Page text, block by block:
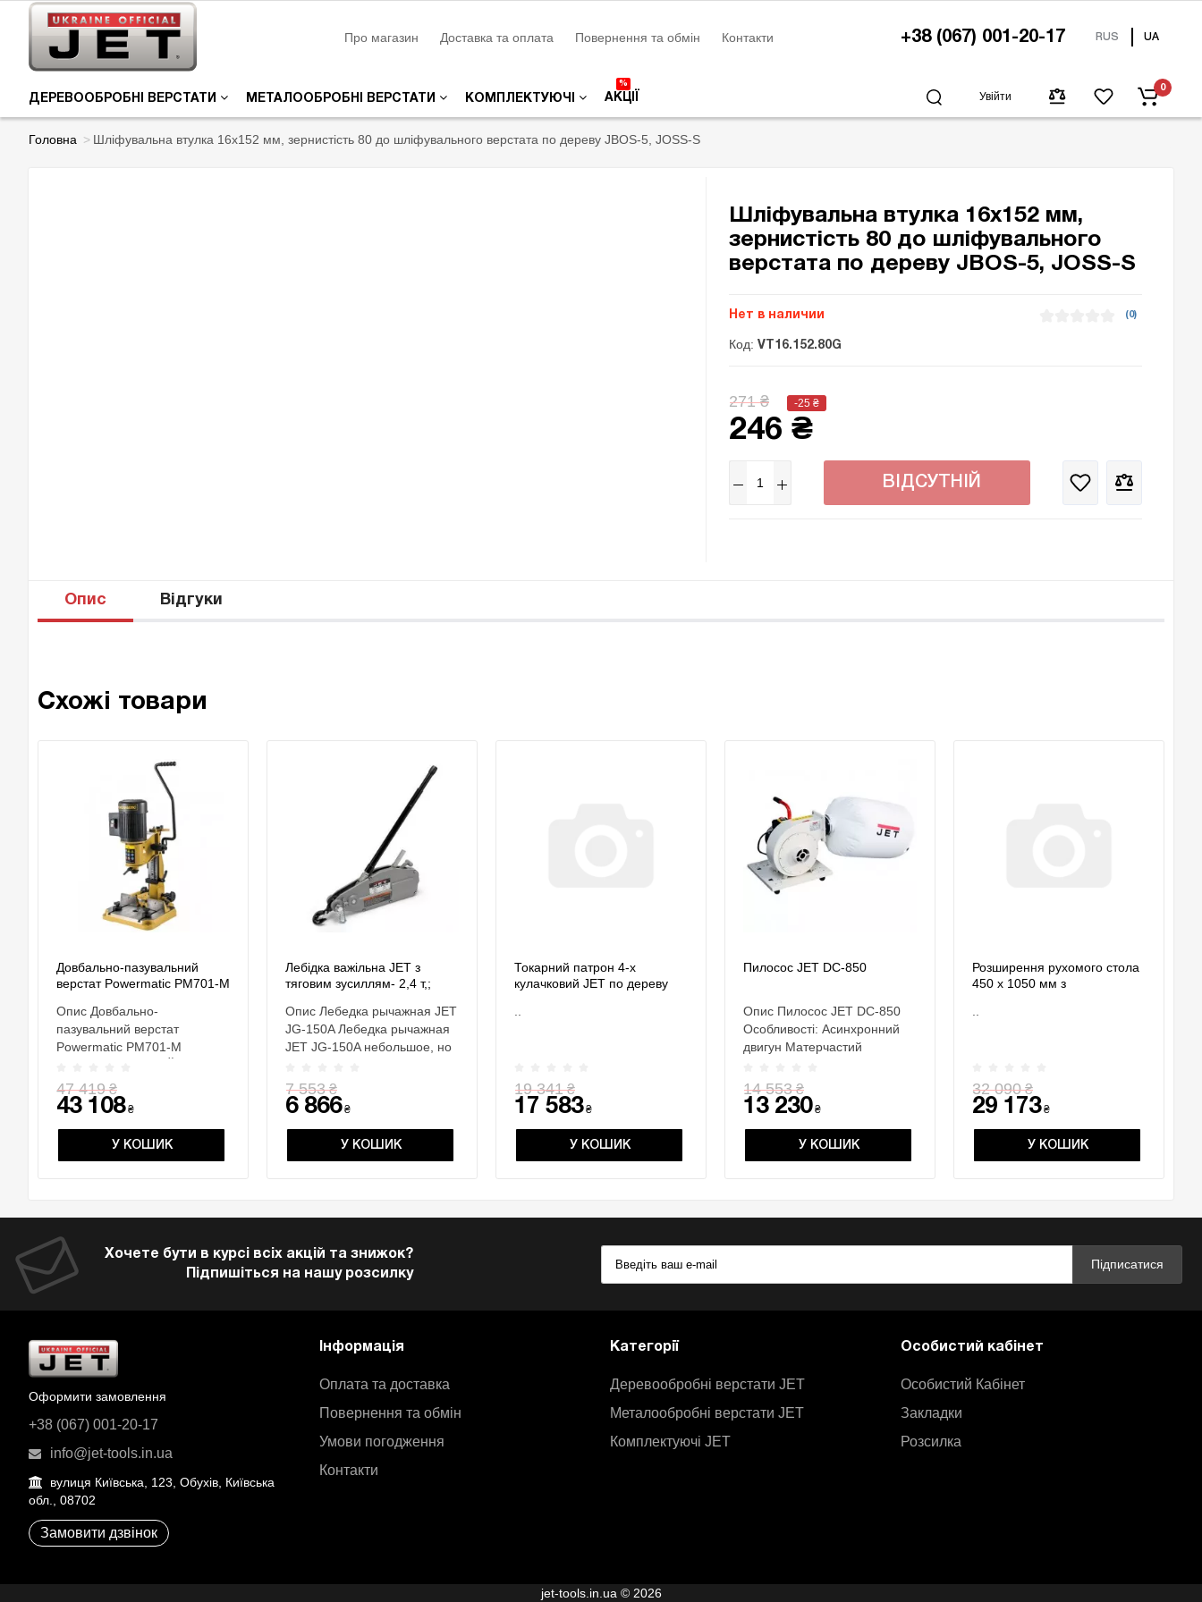
Про магазин Доставка та оплата Повернення та обмін Контакти +38 (067) 001-20-17 RUS UA
ДЕРЕВООБРОБНІ ВЕРСТАТИ МЕТАЛООБРОБНІ ВЕРСТАТИ КОМПЛЕКТУЮЧІ
%
АКЦІЇ Увійти
0
Головна Шліфувальна втулка 16х152 мм, зернистість 80 до шліфувального верстата по дереву JBOS-5, JOSS-S
Шліфувальна втулка 16х152 мм,
зернистість 80 до шліфувального
верстата по дереву JBOS-5, JOSS-S
Нет в наличии (0)
Код: VT16.152.80G
271 ₴ -25 ₴
246 ₴
ВІДСУТНІЙ
Опис Відгуки
Схожі товари
Довбально-пазувальний
верстат Powermatic PM701-M
Опис Довбально-
пазувальний верстат
Powermatic PM701-M
механізм по..
47 419₴
43 108₴
У КОШИК
Лебідка важільна JET з
тяговим зусиллям- 2,4 т,;
розм.- 545х 260х 90мм
Опис Лебедка рычажная JET
JG-150A Лебедка рычажная
JET JG-150A небольшое, но
7 553₴
6 866₴
У КОШИК
Токарний патрон 4-х
кулачковий JET по дереву
(комплект)
19 341₴
17 583₴
У КОШИК
Пилосос JET DC-850
Опис Пилосос JET DC-850
Особливості: Асинхронний
двигун Матерчастий
14 553₴
13 230₴
У КОШИК
Розширення рухомого стола
450 х 1050 мм з
2600
32 090₴
29 173₴
У КОШИК
Хочете бути в курсі всіх акцій та знижок?
Підпишіться на нашу розсилку
Підписатися
Оформити замовлення
+38 (067) 001-20-17
info@jet-tools.in.ua
вулиця Київська, 123, Обухів, Київська
обл., 08702
Замовити дзвінок
Інформація
Оплата та доставка
Повернення та обмін
Умови погодження
Контакти
Категорії
Деревообробні верстати JET
Металообробні верстати JET
Комплектуючі JET
Особистий кабінет
Особистий Кабінет
Закладки
Розсилка
jet-tools.in.ua © 2026